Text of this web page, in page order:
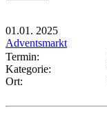
01.01. 2025
Adventsmarkt
Termin:
Kategorie:
Ort: